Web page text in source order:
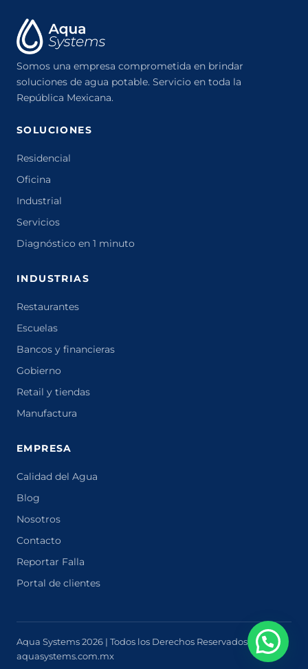
Somos una empresa comprometida en brindar
soluciones de agua potable. Servicio en toda la
República Mexicana.
SOLUCIONES
Residencial
Oficina
Industrial
Servicios
Diagnóstico en 1 minuto
INDUSTRIAS
Restaurantes
Escuelas
Bancos y financieras
Gobierno
Retail y tiendas
Manufactura
EMPRESA
Calidad del Agua
Blog
Nosotros
Contacto
Reportar Falla
Portal de clientes
Aqua Systems 2026 | Todos los Derechos Reservados
aquasystems.com.mx